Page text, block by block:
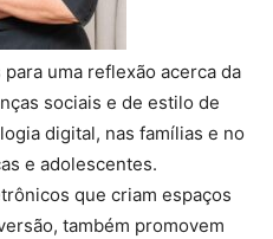
uma reflexão acerca da
sociais e de estilo de
digital, nas famílias e no
e adolescentes.
que criam espaços
também promovem